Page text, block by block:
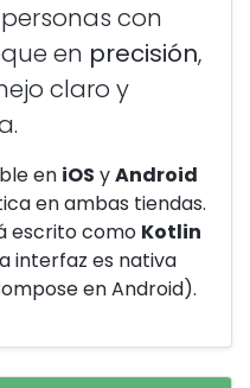
con
en precisión,
claro y
en iOS yAndroid
en ambas tiendas.
escrito como Kotlin
interfaz es nativa
en Android).